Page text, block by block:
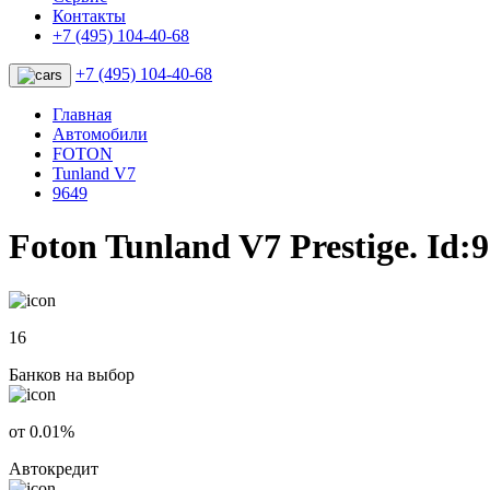
Контакты
+7 (495) 104-40-68
+7 (495) 104-40-68
Главная
Автомобили
FOTON
Tunland V7
9649
Foton Tunland V7 Prestige.
16
Банков на выбор
от 0.01%
Автокредит